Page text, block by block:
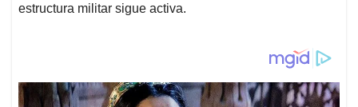
estructura militar sigue activa.